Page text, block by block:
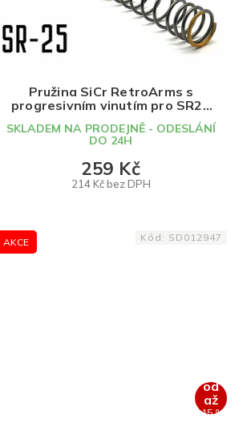
Pružina SiCr RetroArms s
progresivním vinutím pro SR25
(různé síly)
SKLADEM NA PRODEJNĚ - ODESLÁNÍ
DO 24H
214 Kč bez DPH
259 Kč
AKCE
od
až
–15 %
Kód: SD012947